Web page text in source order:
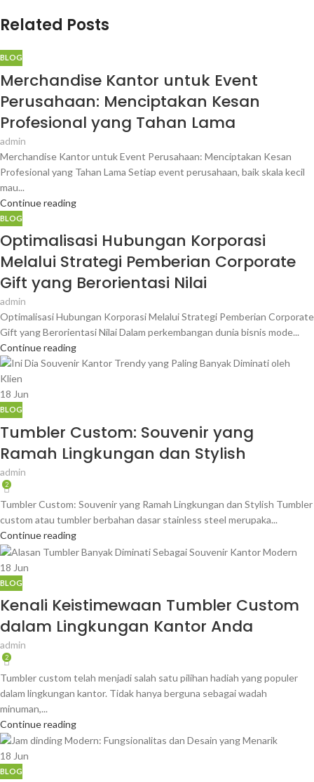
Related Posts
BLOG
Merchandise Kantor untuk Event
Perusahaan: Menciptakan Kesan
Profesional yang Tahan Lama
admin
Merchandise Kantor untuk Event Perusahaan: Menciptakan Kesan
Profesional yang Tahan Lama Setiap event perusahaan, baik skala kecil
mau...
Continue reading
BLOG
Optimalisasi Hubungan Korporasi
Melalui Strategi Pemberian Corporate
Gift yang Berorientasi Nilai
admin
Optimalisasi Hubungan Korporasi Melalui Strategi Pemberian Corporate
Gift yang Berorientasi Nilai Dalam perkembangan dunia bisnis mode...
Continue reading
18 Jun
BLOG
Tumbler Custom: Souvenir yang
Ramah Lingkungan dan Stylish
admin
2
Tumbler Custom: Souvenir yang Ramah Lingkungan dan Stylish Tumbler
custom atau tumbler berbahan dasar stainless steel merupaka...
Continue reading
18 Jun
BLOG
Kenali Keistimewaan Tumbler Custom
dalam Lingkungan Kantor Anda
admin
2
Tumbler custom telah menjadi salah satu pilihan hadiah yang populer
dalam lingkungan kantor. Tidak hanya berguna sebagai wadah
minuman,...
Continue reading
18 Jun
BLOG